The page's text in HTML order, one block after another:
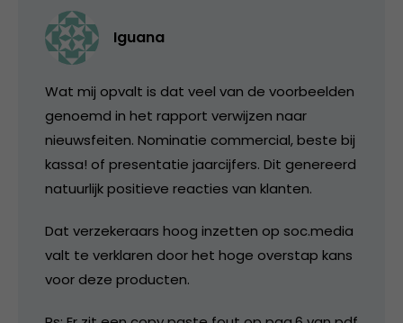
Iguana
Wat mij opvalt is dat veel van de voorbeelden
genoemd in het rapport verwijzen naar
nieuwsfeiten. Nominatie commercial, beste bij
kassa! of presentatie jaarcijfers. Dit genereerd
natuurlijk positieve reacties van klanten.
Dat verzekeraars hoog inzetten op soc.media
valt te verklaren door het hoge overstap kans
voor deze producten.